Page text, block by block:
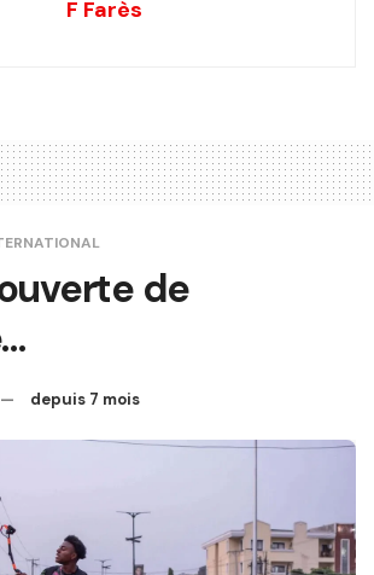
F Farès
de
depuis 7 mois